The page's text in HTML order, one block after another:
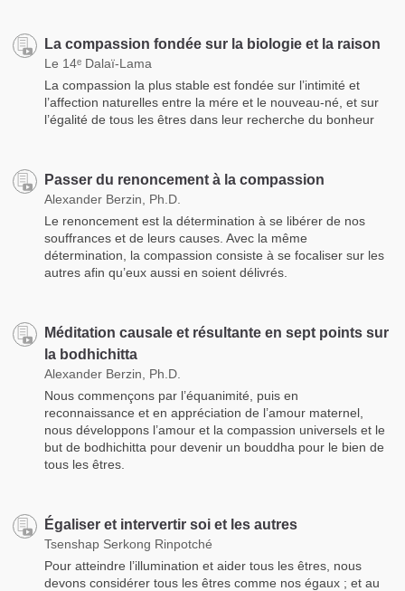
La compassion fondée sur la biologie et la raison
Le 14ᵉ Dalaï-Lama
La compassion la plus stable est fondée sur l’intimité et
l’affection naturelles entre la mére et le nouveau-né, et sur
l’égalité de tous les êtres dans leur recherche du bonheur
Passer du renoncement à la compassion
Alexander Berzin, Ph.D.
Le renoncement est la détermination à se libérer de nos
souffrances et de leurs causes. Avec la même
détermination, la compassion consiste à se focaliser sur les
autres afin qu’eux aussi en soient délivrés.
Méditation causale et résultante en sept points sur
la bodhichitta
Alexander Berzin, Ph.D.
Nous commençons par l’équanimité, puis en
reconnaissance et en appréciation de l’amour maternel,
nous développons l’amour et la compassion universels et le
but de bodhichitta pour devenir un bouddha pour le bien de
tous les êtres.
Égaliser et intervertir soi et les autres
Tsenshap Serkong Rinpotché
Pour atteindre l’illumination et aider tous les êtres, nous
devons considérer tous les êtres comme nos égaux ; et au